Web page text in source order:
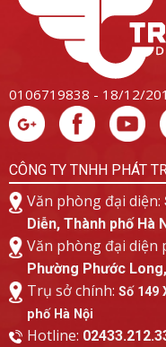
0106719838 - 18/12/
CÔNG TY TNHH PHÁT
Văn phòng đại diện:
Diễn, Thành phố Hà
Văn phòng đại diện
Phường Phước
Trụ sở chính: Số 149
phố Hà Nội
Hotline: